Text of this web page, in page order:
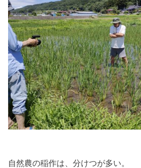
自然農の稲作は、分けつが多い。